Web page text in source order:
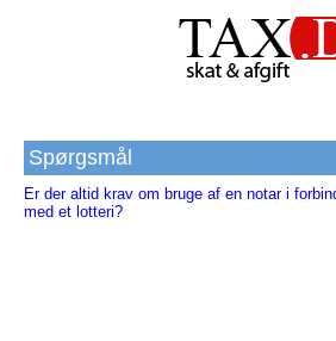
Spørgsmål
Er der altid krav om bruge af en notar i
med et lotteri?